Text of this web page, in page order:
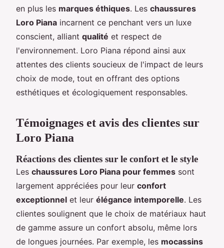
en plus les marques éthiques. Les chaussures
Loro Piana incarnent ce penchant vers un luxe
conscient, alliant qualité et respect de
l'environnement. Loro Piana répond ainsi aux
attentes des clients soucieux de l'impact de leurs
choix de mode, tout en offrant des options
esthétiques et écologiquement responsables.
Témoignages et avis des clientes sur
Loro Piana
Réactions des clientes sur le confort et le style
Les chaussures Loro Piana pour femmes sont
largement appréciées pour leur confort
exceptionnel et leur élégance intemporelle. Les
clientes soulignent que le choix de matériaux haut
de gamme assure un confort absolu, même lors
de longues journées. Par exemple, les mocassins